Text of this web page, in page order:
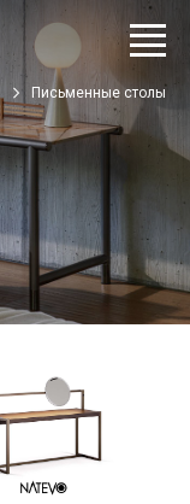
Письменные столы